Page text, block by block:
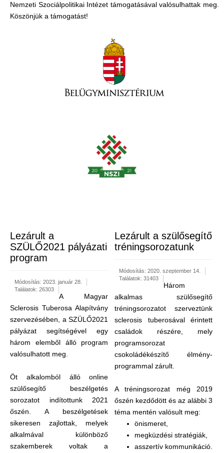
Nemzeti Szociálpolitikai Intézet támogatásával valósulhattak meg.
Köszönjük a támogatást!
Lezárult a
SZÜLŐ2021 pályázati
program
Módosítás: 2023. január 28.
Találatok: 26303
A Magyar
Sclerosis Tuberosa Alapítvány
szervezésében, a SZÜLŐ2021
pályázat segítségével egy
három elemből álló program
valósulhatott meg.
Öt alkalomból álló online
szülősegítő beszélgetés
sorozatot indítottunk 2021
őszén. A beszélgetések
sikeresen zajlottak, melyek
alkalmával különböző
szakemberek voltak a
Lezárult a szülősegítő
tréningsorozatunk
Módosítás: 2020. szeptember 14.
Találatok: 31403
Három
alkalmas szülősegítő
tréningsorozatot szerveztünk
sclerosis tuberosával érintett
családok részére, mely
programsorozat
csokoládékészítő élmény-
programmal zárult.
A tréningsorozat még 2019
őszén kezdődött és az alábbi 3
téma mentén valósult meg:
önismeret,
megküzdési stratégiák,
asszertív kommunikáció.